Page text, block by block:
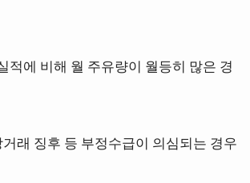
적에 비해 월 주유량이 월등히 많은 경
거래 징후 등 부정수급이 의심되는 경우